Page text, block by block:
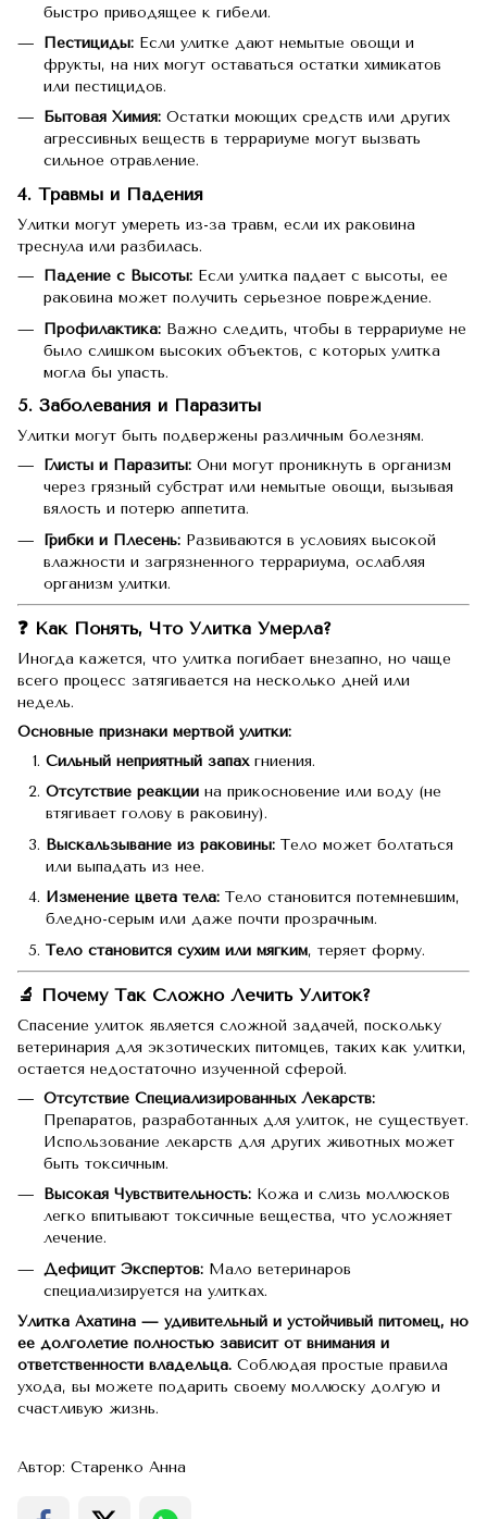
быстро приводящее к гибели.
Пестициды: Если улитке дают немытые овощи и
фрукты, на них могут оставаться остатки химикатов
или пестицидов.
Бытовая Химия: Остатки моющих средств или других
агрессивных веществ в террариуме могут вызвать
сильное отравление.
4. Травмы и Падения
Улитки могут умереть из-за травм, если их раковина
треснула или разбилась.
Падение с Высоты: Если улитка падает с высоты, ее
раковина может получить серьезное повреждение.
Профилактика: Важно следить, чтобы в террариуме не
было слишком высоких объектов, с которых улитка
могла бы упасть.
5. Заболевания и Паразиты
Улитки могут быть подвержены различным болезням.
Глисты и Паразиты: Они могут проникнуть в организм
через грязный субстрат или немытые овощи, вызывая
вялость и потерю аппетита.
Грибки и Плесень: Развиваются в условиях высокой
влажности и загрязненного террариума, ослабляя
организм улитки.
❓ Как Понять, Что Улитка Умерла?
Иногда кажется, что улитка погибает внезапно, но чаще
всего процесс затягивается на несколько дней или
недель.
Основные признаки мертвой улитки:
Сильный неприятный запахгниения.
Отсутствие реакции на прикосновение или воду (не
втягивает голову в раковину).
Выскальзывание из раковины: Тело может болтаться
или выпадать из нее.
Изменение цвета тела: Тело становится потемневшим,
бледно-серым или даже почти прозрачным.
Тело становится сухим или мягким, теряет форму.
🔬 Почему Так Сложно Лечить Улиток?
Спасение улиток является сложной задачей, поскольку
ветеринария для экзотических питомцев, таких как улитки,
остается недостаточно изученной сферой.
Отсутствие Специализированных Лекарств:
Препаратов, разработанных для улиток, не существует.
Использование лекарств для других животных может
быть токсичным.
Высокая Чувствительность: Кожа и слизь моллюсков
легко впитывают токсичные вещества, что усложняет
лечение.
Дефицит Экспертов: Мало ветеринаров
специализируется на улитках.
Улитка Ахатина — удивительный и устойчивый питомец, но
ее долголетие полностью зависит от внимания и
ответственности владельца. Соблюдая простые правила
ухода, вы можете подарить своему моллюску долгую и
счастливую жизнь.
Автор: Старенко Анна